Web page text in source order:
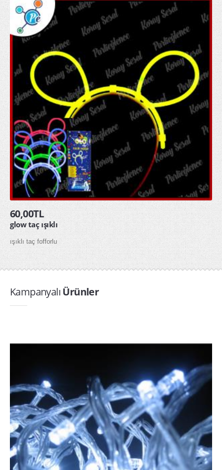
60,00TL
glow taç ışıklı
ışıklı taç fofforlu
KampanyalıÜrünler